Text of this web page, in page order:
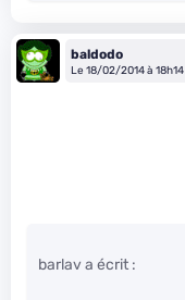
baldodo
Le 18/02/2014 à 18h14
barlav a écrit :